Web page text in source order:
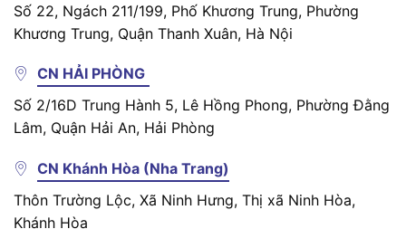
Số 22, Ngách 211/199, Phố Khương Trung, Phường
Khương Trung, Quận Thanh Xuân, Hà Nội
CN HẢI PHÒNG
Số 2/16D Trung Hành 5, Lê Hồng Phong, Phường Đằng
Lâm, Quận Hải An, Hải Phòng
CN Khánh Hòa (Nha Trang)
Thôn Trường Lộc, Xã Ninh Hưng, Thị xã Ninh Hòa,
Khánh Hòa